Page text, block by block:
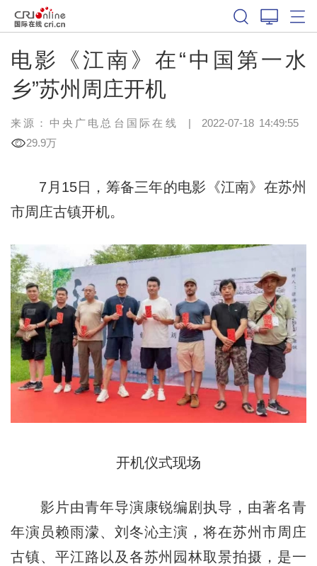
电影《江南》在“中国第一水
乡”苏州周庄开机
来源：中央广电总台国际在线 | 2022-07-18 14:49:55
29.9万
7月15日，筹备三年的电影《江南》在苏州
市周庄古镇开机。
开机仪式现场
影片由青年导演康锐编剧执导，由著名青
年演员赖雨濛、刘冬沁主演，将在苏州市周庄
古镇、平江路以及各苏州园林取景拍摄，是一